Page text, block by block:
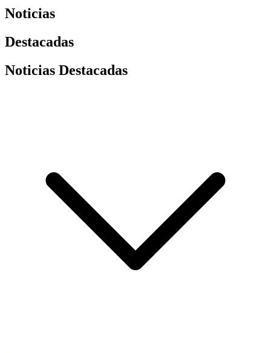
Noticias
Destacadas
Noticias Destacadas